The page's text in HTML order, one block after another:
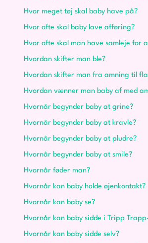
Hvor meget tøj skal baby have på?
Hvor ofte skal baby lave afføring?
Hvor ofte skal man have samleje for
Hvordan skifter man ble?
Hvordan skifter man fra amning til
Hvornår begynder baby at grine?
Hvornår begynder baby at kravle?
Hvornår begynder baby at pludre?
Hvornår begynder baby at smile?
Hvornår føder man?
Hvornår kan baby holde øjenkontakt?
Hvornår kan baby se?
Hvornår kan baby sidde i Tripp
Hvornår kan baby sidde selv?